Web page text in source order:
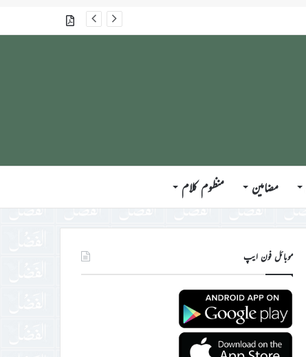
گذشتہ شمارے
مضامین منظوم کلام
موبائل فون ایپ